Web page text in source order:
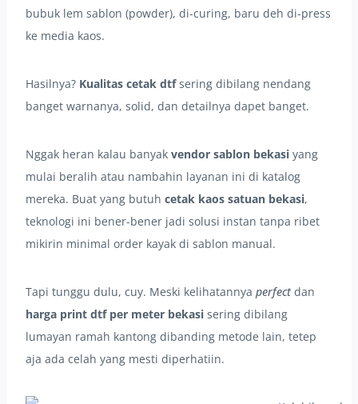
bubuk lem sablon (powder), di-curing, baru deh di-press
ke media kaos.
Hasilnya? Kualitas cetak dtfsering dibilang nendang
banget warnanya, solid, dan detailnya dapet banget.
Nggak heran kalau banyak vendor sablon bekasi yang
mulai beralih atau nambahin layanan ini di katalog
mereka. Buat yang butuh cetak kaos satuan bekasi,
teknologi ini bener-bener jadi solusi instan tanpa ribet
mikirin minimal order kayak di sablon manual.
Tapi tunggu dulu, cuy. Meski kelihatannya perfectdan
harga print dtf per meter bekasi sering dibilang
lumayan ramah kantong dibanding metode lain, tetep
aja ada celah yang mesti diperhatiin.